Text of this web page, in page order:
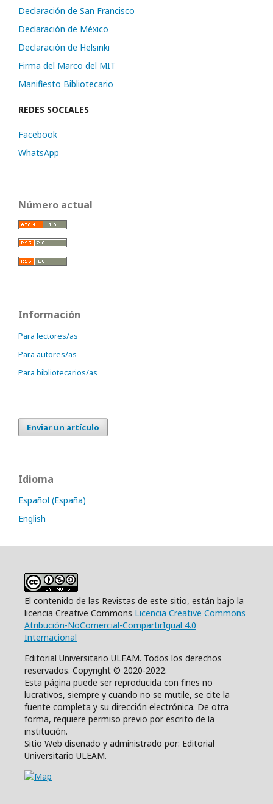
Declaración de San Francisco
Declaración de México
Declaración de Helsinki
Firma del Marco del MIT
Manifiesto Bibliotecario
REDES SOCIALES
Facebook
WhatsApp
Número actual
Información
Para lectores/as
Para autores/as
Para bibliotecarios/as
Enviar un artículo
Idioma
Español (España)
English
El contenido de las Revistas de este sitio, están bajo la
licencia Creative Commons Licencia Creative Commons
Atribución-NoComercial-CompartirIgual 4.0
Internacional
Editorial Universitario ULEAM. Todos los derechos
reservados. Copyright © 2020-2022.
Esta página puede ser reproducida con fines no
lucrativos, siempre y cuando no se mutile, se cite la
fuente completa y su dirección electrónica. De otra
forma, requiere permiso previo por escrito de la
institución.
Sitio Web diseñado y administrado por: Editorial
Universitario ULEAM.